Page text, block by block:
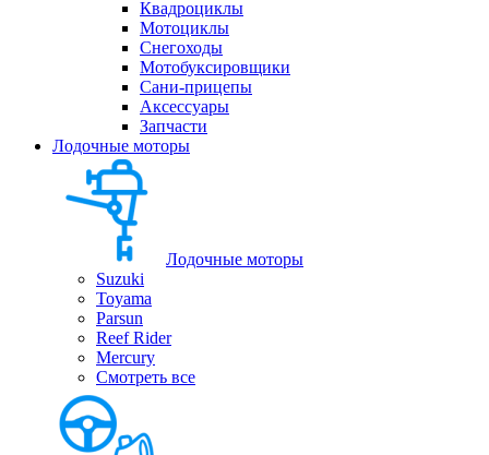
Квадроциклы
Мотоциклы
Снегоходы
Мотобуксировщики
Сани-прицепы
Аксессуары
Запчасти
Лодочные моторы
Лодочные моторы
Suzuki
Toyama
Parsun
Reef Rider
Mercury
Смотреть все